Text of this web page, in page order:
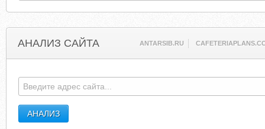
АНАЛИЗ САЙТА ANTARSIB.RU